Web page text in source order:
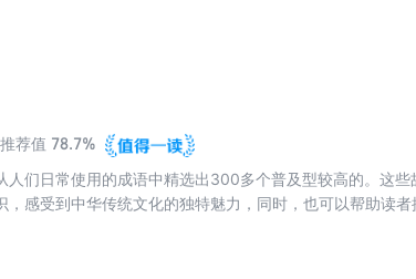
品、第三十二品等二品。上述西藏本之文句与本经出人之处
疏三十卷（神秀）、华严经疏六十卷（澄观）、华严经纶贯
推荐值 78.7%
人们日常使用的成语中精选出300多个普及型较高的。这
，感受到中华传统文化的独特魅力，同时，也可以帮助读者